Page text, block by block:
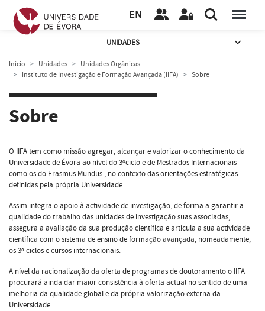
EN
UNIDADES
Início Unidades
Unidades Orgânicas
Instituto de Investigação e Formação Avançada (IIFA)
Sobre
Sobre
O IIFA tem como missão agregar, alcançar e valorizar o conhecimento da
Universidade de Évora ao nível do 3ºciclo e de Mestrados Internacionais
como os do Erasmus Mundus , no contexto das orientações estratégicas
definidas pela própria Universidade.
Assim integra o apoio à actividade de investigação, de forma a garantir a
qualidade do trabalho das unidades de investigação suas associadas,
assegura a avaliação da sua produção científica e articula a sua actividade
científica com o sistema de ensino de formação avançada, nomeadamente,
os 3º ciclos e cursos internacionais.
A nível da racionalização da oferta de programas de doutoramento o IIFA
procurará ainda dar maior consistência à oferta actual no sentido de uma
melhoria da qualidade global e da própria valorização externa da
Universidade.